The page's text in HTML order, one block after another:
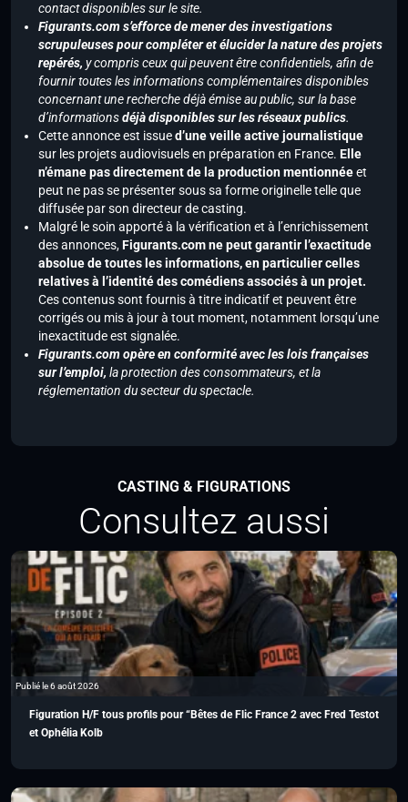
contact disponibles sur le site.
Figurants.com s’efforce de mener des investigations
scrupuleuses pour compléter et élucider la nature des projets
repérés, y compris ceux qui peuvent être confidentiels, afin de
fournir toutes les informations complémentaires disponibles
concernant une recherche déjà émise au public, sur la base
d’informationsdéjà disponibles sur les réseaux publics.
Cette annonce est issued’une veille active journalistique
sur les projets audiovisuels en préparation en France. Elle
n’émane pas directement de la production mentionnéeet
peut ne pas se présenter sous sa forme originelle telle que
diffusée par son directeur de casting.
Malgré le soin apporté à la vérification et à l’enrichissement
des annonces,Figurants.com ne peut garantir l’exactitude
absolue de toutes les informations, en particulier celles
relatives à l’identité des comédiens associés à un projet.
Ces contenus sont fournis à titre indicatif et peuvent être
corrigés ou mis à jour à tout moment, notamment lorsqu’une
inexactitude est signalée.
Figurants.com opère en conformité avec les lois françaises
sur l’emploi, la protection des consommateurs, et la
réglementation du secteur du spectacle.
CASTING & FIGURATIONS
Consultez aussi
Publié le 6 août 2026
Figuration H/F tous profils pour “Bêtes de Flic France 2 avec Fred Testot
et Ophélia Kolb